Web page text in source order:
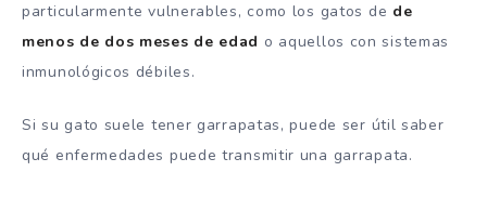
particularmente vulnerables, como los gatos de de
menos de dos meses de edad o aquellos con sistemas
inmunológicos débiles.
Si su gato suele tener garrapatas, puede ser útil saber
qué enfermedades puede transmitir una garrapata.